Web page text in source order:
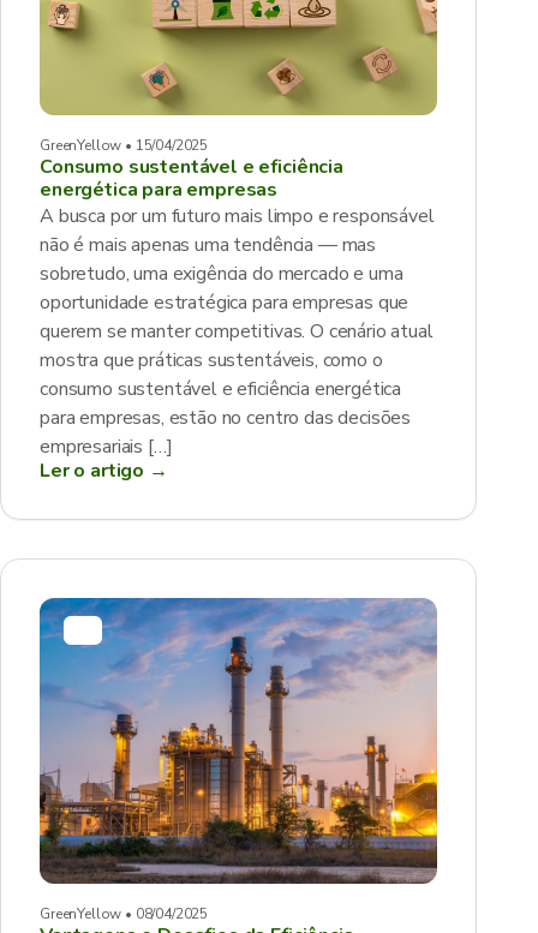
GreenYellow • 15/04/2025
Consumo sustentável e eficiência
energética para empresas
A busca por um futuro mais limpo e responsável
não é mais apenas uma tendência — mas
sobretudo, uma exigência do mercado e uma
oportunidade estratégica para empresas que
querem se manter competitivas. O cenário atual
mostra que práticas sustentáveis, como o
consumo sustentável e eficiência energética
para empresas, estão no centro das decisões
empresariais […]
Ler o artigo →
GreenYellow • 08/04/2025